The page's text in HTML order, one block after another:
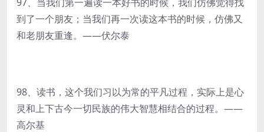
到了一个朋友；当我们再一次读这本书的时候，仿佛又
和老朋友重逢。——伏尔泰
98、读书，这个我们习以为常的平凡过程，实际上是心
灵和上下古今一切民族的伟大智慧相结合的过程。——
高尔基